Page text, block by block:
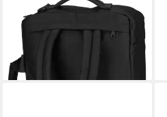
SANDQVIST
Rucksack Go 3-Way Bag 30 L
ab 189,65 €
lieferbar - in 2-3 Werktagen bei dir